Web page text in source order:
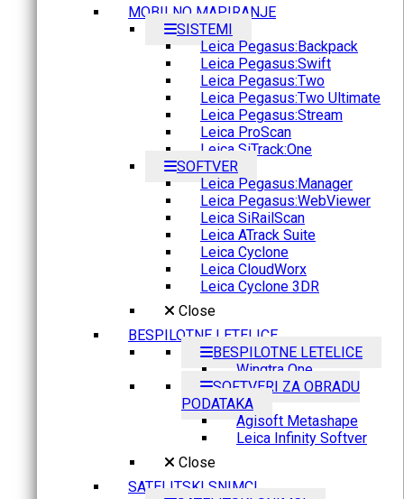
MOBILNO MAPIRANJE
SISTEMI
Leica Pegasus:Backpack
Leica Pegasus:Swift
Leica Pegasus:Two
Leica Pegasus:Two Ultimate
Leica Pegasus:Stream
Leica ProScan
Leica SiTrack:One
SOFTVER
Leica Pegasus:Manager
Leica Pegasus:WebViewer
Leica SiRailScan
Leica ATrack Suite
Leica Cyclone
Leica CloudWorx
Leica Cyclone 3DR
Close
BESPILOTNE LETELICE
BESPILOTNE LETELICE
Wingtra One
SOFTVERI ZA OBRADU
PODATAKA
Agisoft Metashape
Leica Infinity Softver
Close
SATELITSKI SNIMCI